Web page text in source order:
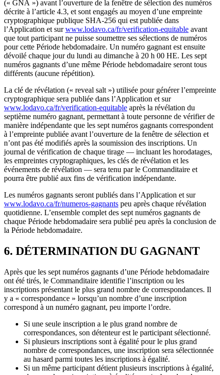
(« GNA ») avant l’ouverture de la fenêtre de sélection des numéros
décrite à l’article 4.3, et sont engagés au moyen d’une empreinte
cryptographique publique SHA-256 qui est publiée dans
l’Application et surwww.lodavo.ca/fr/verification-equitable avant
que tout participant ne puisse soumettre ses sélections de numéros
pour cette Période hebdomadaire. Un numéro gagnant est ensuite
dévoilé chaque jour du lundi au dimanche à 20 h 00 HE. Les sept
numéros gagnants d’une même Période hebdomadaire seront tous
différents (aucune répétition).
La clé de révélation (« reveal salt ») utilisée pour générer l’empreinte
cryptographique sera publiée dans l’Application et sur
www.lodavo.ca/fr/verification-equitable après la révélation du
septième numéro gagnant, permettant à toute personne de vérifier de
manière indépendante que les sept numéros gagnants correspondent
à l’empreinte publiée avant l’ouverture de la fenêtre de sélection et
n’ont pas été modifiés après la soumission des inscriptions. Un
journal de vérification de chaque tirage — incluant les horodatages,
les empreintes cryptographiques, les clés de révélation et les
événements de révélation — sera tenu par le Commanditaire et
pourra être publié aux fins de vérification indépendante.
Les numéros gagnants seront publiés dans l’Application et sur
www.lodavo.ca/fr/numeros-gagnants peu après chaque révélation
quotidienne. L’ensemble complet des sept numéros gagnants de
chaque Période hebdomadaire sera publié peu après la conclusion de
la Période hebdomadaire.
6. DÉTERMINATION DU GAGNANT
Après que les sept numéros gagnants d’une Période hebdomadaire
ont été tirés, le Commanditaire identifie l’inscription ou les
inscriptions présentant le plus grand nombre de correspondances. Il
y a « correspondance » lorsqu’un nombre d’une inscription
correspond à un numéro gagnant, peu importe l’ordre.
Si une seule inscription a le plus grand nombre de
correspondances, son détenteur est le participant sélectionné.
Si plusieurs inscriptions sont à égalité pour le plus grand
nombre de correspondances, une inscription sera sélectionnée
au hasard parmi toutes les inscriptions à égalité.
Si un même participant détient plusieurs inscriptions à égalité,